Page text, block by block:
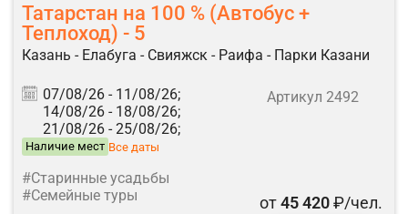
Татарстан на 100 % (Автобус +
Теплоход) - 5
Казань - Елабуга - Свияжск - Раифа - Парки Казани
07/08/26 - 11/08/26;
14/08/26 - 18/08/26;
21/08/26 - 25/08/26;
Наличие мест Все даты
Артикул 2492
#Старинные усадьбы
#Семейные туры
от45 420₽/чел.